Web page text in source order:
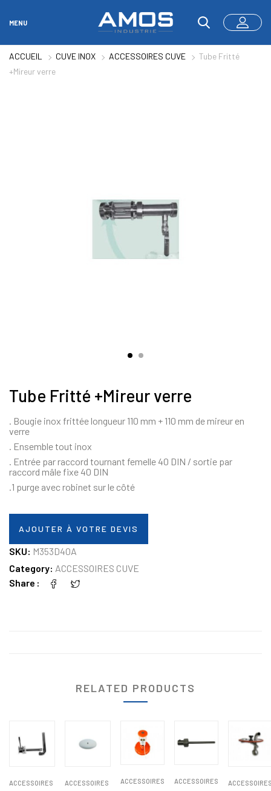
MENU
ACCUEIL CUVE INOX ACCESSOIRES CUVE
Tube Fritté
+Mireur verre
Tube Fritté +Mireur verre
. Bougie inox frittée longueur 110 mm + 110 mm de mireur en
verre
. Ensemble tout inox
. Entrée par raccord tournant femelle 40 DIN / sortie par
raccord mâle fixe 40 DIN
.1 purge avec robinet sur le côté
AJOUTER À VOTRE DEVIS
SKU: M353D40A
Category: ACCESSOIRES CUVE
Share
RELATED PRODUCTS
ACCESSOIRES
ACCESSOIRES
ACCESSOIRES
ACCESSOIRES